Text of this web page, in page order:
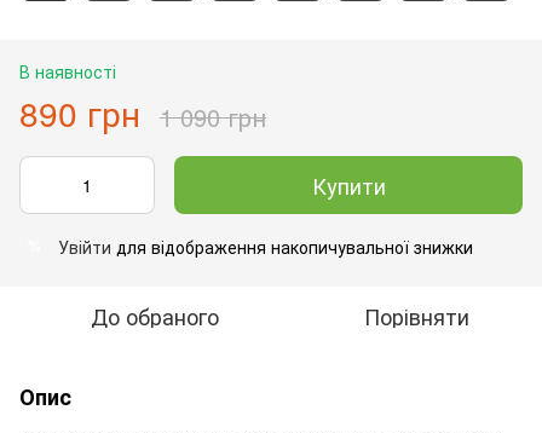
В наявності
890 грн 1 090 грн
Купити
Увійти для відображення накопичувальної знижки
До обраного Порівняти
Опис